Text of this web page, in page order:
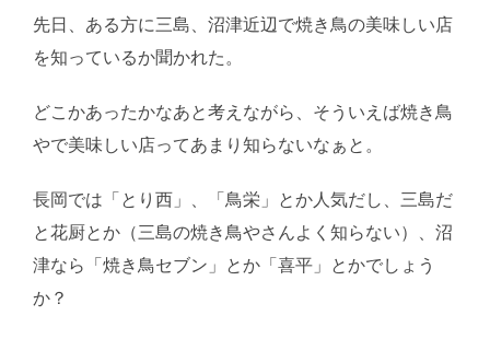
先日、ある方に三島、沼津近辺で焼き鳥の美味しい店
を知っているか聞かれた。
どこかあったかなあと考えながら、そういえば焼き鳥
やで美味しい店ってあまり知らないなぁと。
長岡では「とり西」、「鳥栄」とか人気だし、三島だ
と花厨とか（三島の焼き鳥やさんよく知らない）、沼
津なら「焼き鳥セブン」とか「喜平」とかでしょう
か？